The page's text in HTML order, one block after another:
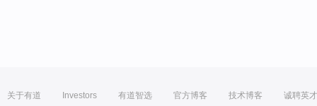
关于有道 Investors 有道智选 官方博客 技术博客 诚聘英才